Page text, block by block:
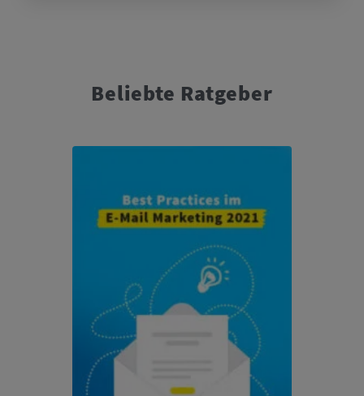
Beliebte Ratgeber